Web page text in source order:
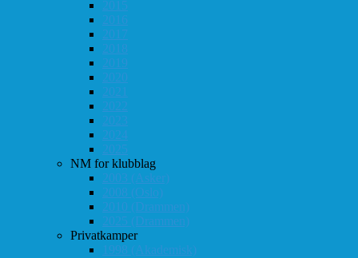
2015
2016
2017
2018
2019
2020
2021
2022
2023
2024
2025
NM for klubblag
2003 (Asker)
2008 (Oslo)
2010 (Drammen)
2025 (Drammen)
Privatkamper
1998 (Akademisk)